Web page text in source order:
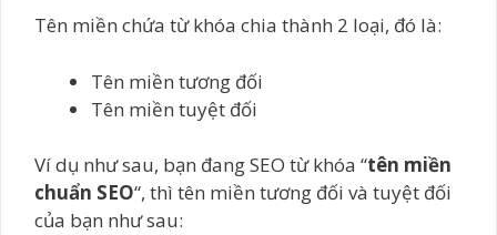
Tên miền chứa từ khóa chia thành 2 loại, đó là:
Tên miền tương đối
Tên miền tuyệt đối
Ví dụ như sau, bạn đang SEO từ khóa “tên miền
chuẩn SEO“, thì tên miền tương đối và tuyệt đối
của bạn như sau: